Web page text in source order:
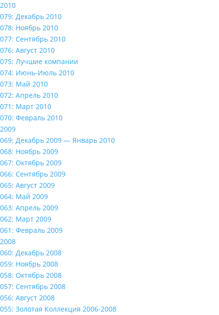
2010
079: Декабрь 2010
078: Ноябрь 2010
077: Сентябрь 2010
076: Август 2010
075: Лучшие компании
074: Июнь-Июль 2010
073: Май 2010
072: Апрель 2010
071: Март 2010
070: Февраль 2010
2009
069: Декабрь 2009 — Январь 2010
068: Ноябрь 2009
067: Октябрь 2009
066: Сентябрь 2009
065: Август 2009
064: Май 2009
063: Апрель 2009
062: Март 2009
061: Февраль 2009
2008
060: Декабрь 2008
059: Ноябрь 2008
058: Октябрь 2008
057: Сентябрь 2008
056: Август 2008
055: Золотая Коллекция 2006-2008